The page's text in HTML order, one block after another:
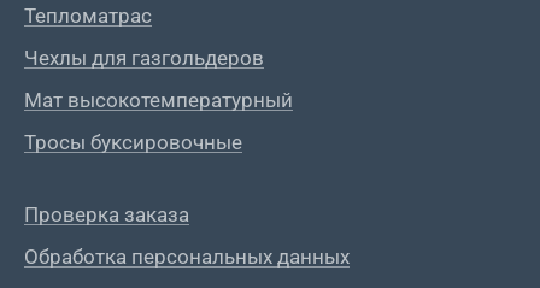
Тепломатрас
Чехлы для газгольдеров
Мат высокотемпературный
Тросы буксировочные
Проверка заказа
Обработка персональных данных